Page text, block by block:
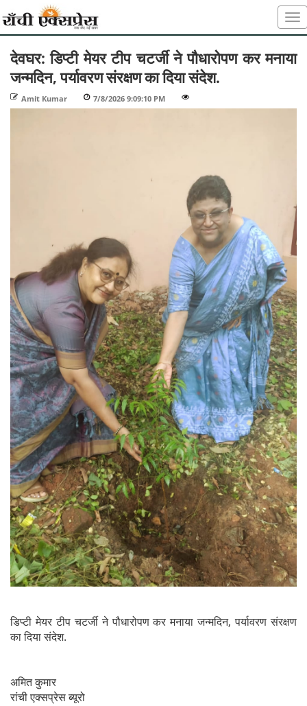
देवघर: डिप्टी मेयर टीप चटर्जी ने पौधारोपण कर मनाया
जन्मदिन, पर्यावरण संरक्षण का दिया संदेश.
Amit Kumar 7/8/2026 9:09:10 PM
डिप्टी मेयर टीप चटर्जी ने पौधारोपण कर मनाया जन्मदिन, पर्यावरण संरक्षण
का दिया संदेश.
अमित कुमार
रांची एक्सप्रेस ब्यूरो